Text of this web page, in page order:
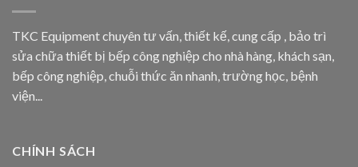
TKC Equipment chuyên tư vấn, thiết kế, cung cấp , bảo trì
sửa chữa thiết bị bếp công nghiệp cho nhà hàng, khách sạn,
bếp công nghiệp, chuỗi thức ăn nhanh, trường học, bệnh
viện...
CHÍNH SÁCH